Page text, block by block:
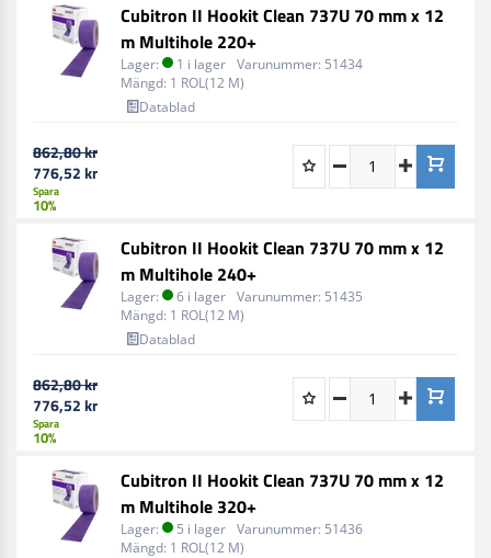
Cubitron II Hookit Clean 737U 70 mm x 12
m Multihole 220+
Lager: 1 i lager Varunummer: 51434
Mängd: 1 ROL(12 M)
Datablad
862,80 kr
776,52 kr
Spara
10%
Cubitron II Hookit Clean 737U 70 mm x 12
m Multihole 240+
Lager: 6 i lager Varunummer: 51435
Mängd: 1 ROL(12 M)
Datablad
862,80 kr
776,52 kr
Spara
10%
Cubitron II Hookit Clean 737U 70 mm x 12
m Multihole 320+
Lager: 5 i lager Varunummer: 51436
Mängd: 1 ROL(12 M)